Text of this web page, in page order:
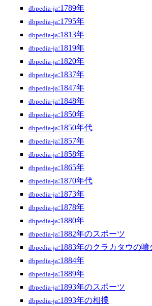
dbpedia-ja:1789年
dbpedia-ja:1795年
dbpedia-ja:1813年
dbpedia-ja:1819年
dbpedia-ja:1820年
dbpedia-ja:1837年
dbpedia-ja:1847年
dbpedia-ja:1848年
dbpedia-ja:1850年
dbpedia-ja:1850年代
dbpedia-ja:1857年
dbpedia-ja:1858年
dbpedia-ja:1865年
dbpedia-ja:1870年代
dbpedia-ja:1873年
dbpedia-ja:1878年
dbpedia-ja:1880年
dbpedia-ja:1882年のスポーツ
dbpedia-ja:1883年のクラカタウの噴
dbpedia-ja:1884年
dbpedia-ja:1889年
dbpedia-ja:1893年のスポーツ
dbpedia-ja:1893年の相撲